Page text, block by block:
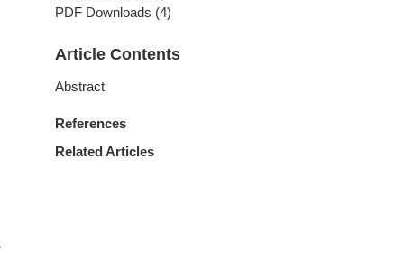
PDF Downloads (4)
Article Contents
Abstract
References
Related Articles